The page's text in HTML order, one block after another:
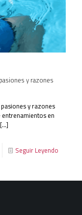
y razones
y razones
entrenamientos en
[…]
Seguir Leyendo